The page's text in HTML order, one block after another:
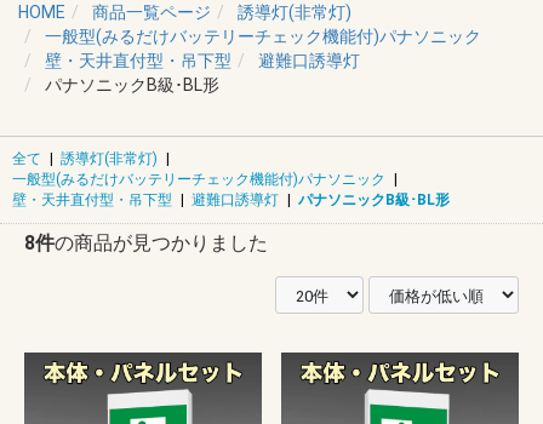
HOME 商品一覧ページ
誘導灯(非常灯)
一般型(みるだけバッテリーチェック機能付)パナソニック
壁・天井直付型・吊下型
避難口誘導灯
パナソニックB級･BL形
全て | 誘導灯(非常灯) |
一般型(みるだけバッテリーチェック機能付)パナソニック
|
壁・天井直付型・吊下型 | 避難口誘導灯 | パナソニックB級･BL形
8件の商品が見つかりました